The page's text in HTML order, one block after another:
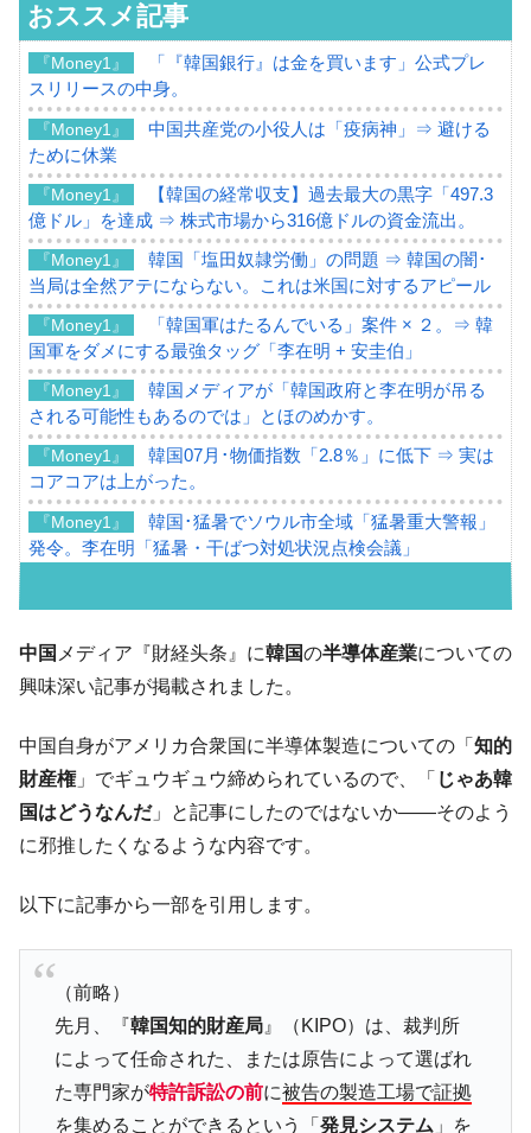
おススメ記事
『Money1』
「『韓国銀行』は金を買います」公式プレ
スリリースの中身。
『Money1』
中国共産党の小役人は「疫病神」⇒ 避ける
ために休業
『Money1』
【韓国の経常収支】過去最大の黒字「497.3
億ドル」を達成 ⇒ 株式市場から316億ドルの資金流出。
『Money1』
韓国「塩田奴隷労働」の問題 ⇒ 韓国の闇･
当局は全然アテにならない。これは米国に対するアピール
『Money1』
「韓国軍はたるんでいる」案件 × ２。⇒ 韓
国軍をダメにする最強タッグ「李在明 + 安圭伯」
『Money1』
韓国メディアが「韓国政府と李在明が吊る
される可能性もあるのでは」とほのめかす。
『Money1』
韓国07月･物価指数「2.8％」に低下 ⇒ 実は
コアコアは上がった。
『Money1』
韓国･猛暑でソウル市全域「猛暑重大警報」
発令。李在明「猛暑・干ばつ対処状況点検会議」
07月販売台数は去年のほぼ半分「71台」しか売れなかっ
た。『起亜』は9台だけ
『Money1』
韓国「信用赦免を何回やっても、何回やっ
『Money1』
韓国K9専用砲弾･装薬自動供給装甲車両･珍
兵器「K10」が改良に乗り出す。
『Money1』
韓国「2026年07月の輸出入」絶好調。半導
体だけで410億ドル、輸出全体の41％もある
『Money1』
韓国･李在明「青年層の雇用状況が悪い。せ
『Money1』
ル。外平債の発行「19.4億ドル」
『Money1』
韓国「ここは北朝鮮なのか。選管がサーバ
ーにウソのデータを入力したのは明白だ」
『Money1』
韓国･李在明さっそく不動産対策で浅薄な発
言。
中国 メディア『財経头条』に韓国の半導体産業についての
興味深い記事が掲載されました。
中国自身がアメリカ合衆国に半導体製造についての「 知的
財産権」でギュウギュウ締められているので、「 じゃあ韓
国はどうなんだ」と記事にしたのではないか――そのよう
に邪推したくなるような内容です。
以下に記事から一部を引用します。
（前略）
先月、『韓国知的財産局』（KIPO）は、裁判所
によって任命された、または原告によって選ばれ
た専門家が特許訴訟の前に被告の製造工場で証拠
を集めることができる という「 発見システム 」を